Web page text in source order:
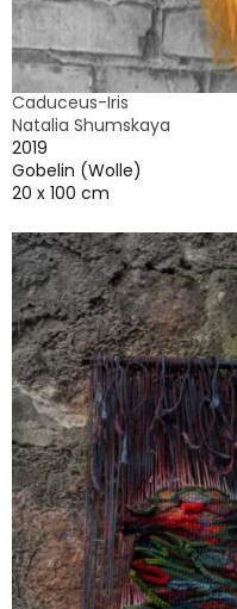
Caduceus-Iris
Natalia Shumskaya
2019
Gobelin (Wolle)
20 x 100 cm